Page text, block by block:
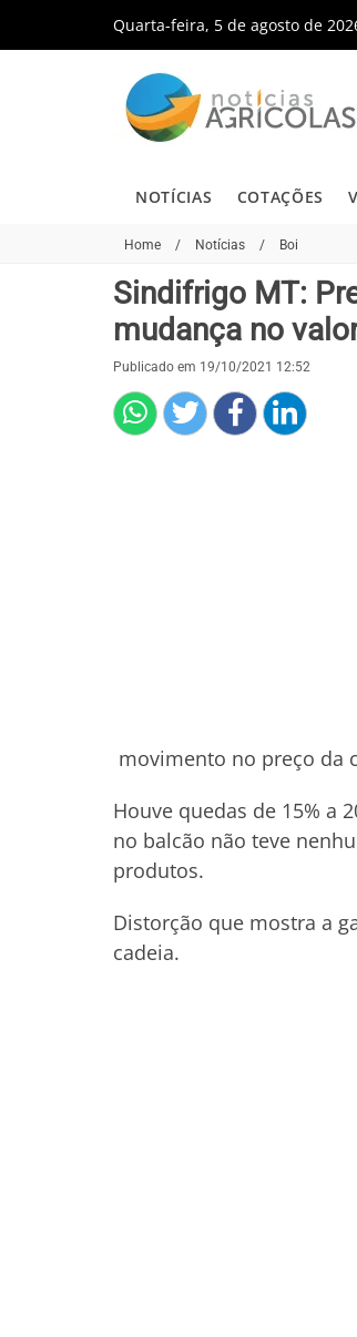
Quarta-feira, 5 de agosto de
NOTÍCIAS COTAÇÕES
Home / Notícias / Boi
Sindifrigo MT:
mudança no
Publicado em 19/10/2021 12:52
movimento no preço da
Houve quedas de 15% a
no balcão não teve
produtos.
Distorção que mostra a
cadeia.